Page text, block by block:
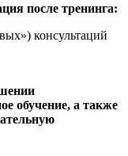
после тренинга:
консультаций
обучение, а также